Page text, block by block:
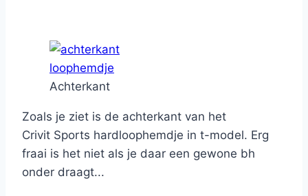
Achterkant
Zoals je ziet is de achterkant van het
Crivit Sports hardloophemdje in t-model. Erg
fraai is het niet als je daar een gewone bh
onder draagt...